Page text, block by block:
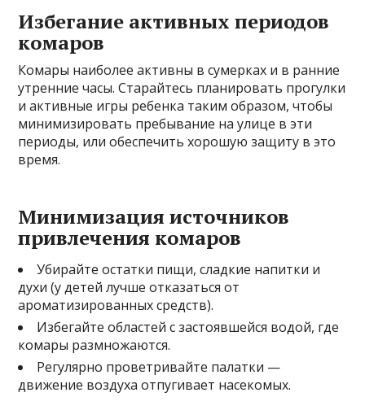
Избегание активных периодов
комаров
Комары наиболее активны в сумерках и в ранние
утренние часы. Старайтесь планировать прогулки
и активные игры ребенка таким образом, чтобы
минимизировать пребывание на улице в эти
периоды, или обеспечить хорошую защиту в это
время.
Минимизация источников
привлечения комаров
Убирайте остатки пищи, сладкие напитки и
духи (у детей лучше отказаться от
ароматизированных средств).
Избегайте областей с застоявшейся водой, где
комары размножаются.
Регулярно проветривайте палатки —
движение воздуха отпугивает насекомых.